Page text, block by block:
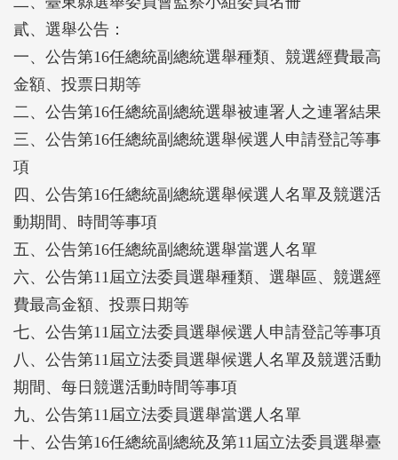
仍有改進之處，殷盼各級單位、長官不吝指正，提供
建言，本會必虛心檢討改進。
貳、選舉公告：
一、公告第16任總統副總統選舉種類、競選經費最高
金額、投票日期等
二、公告第16任總統副總統選舉被連署人之連署結果
三、公告第16任總統副總統選舉候選人申請登記等事
項
四、公告第16任總統副總統選舉候選人名單及競選活
動期間、時間等事項
五、公告第16任總統副總統選舉當選人名單
六、公告第11屆立法委員選舉種類、選舉區、競選經
費最高金額、投票日期等
七、公告第11屆立法委員選舉候選人申請登記等事項
八、公告第11屆立法委員選舉候選人名單及競選活動
期間、每日競選活動時間等事項
九、公告第11屆立法委員選舉當選人名單
十、公告第16任總統副總統及第11屆立法委員選舉臺